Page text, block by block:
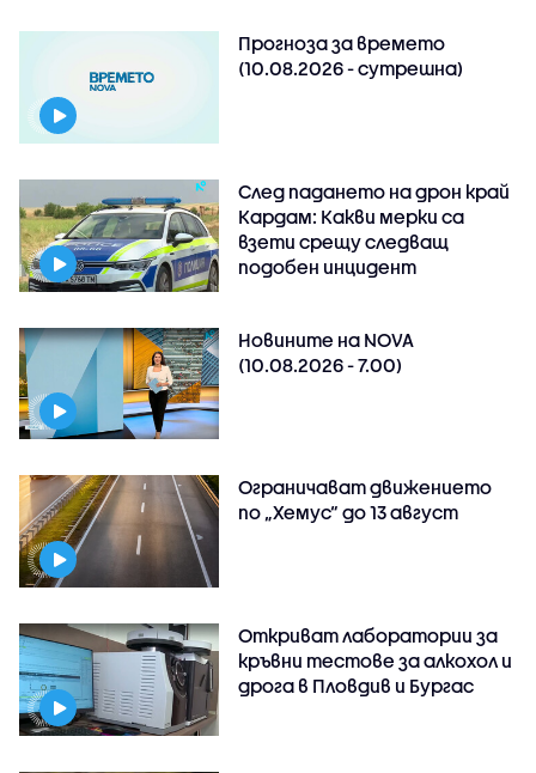
Прогноза за времето
(10.08.2026 - сутрешна)
След падането на дрон край
Кардам: Какви мерки са
взети срещу следващ
подобен инцидент
Новините на NOVA
(10.08.2026 - 7.00)
Ограничават движението
по „Хемус“ до 13 август
Откриват лаборатории за
кръвни тестове за алкохол и
дрога в Пловдив и Бургас